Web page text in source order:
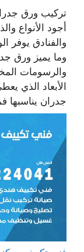
تركيب ورق
أجود الأنواع
والفنادق يوفر
وما يميز ورق
والرسومات
الأبعاد الذي
جدران يناسبها